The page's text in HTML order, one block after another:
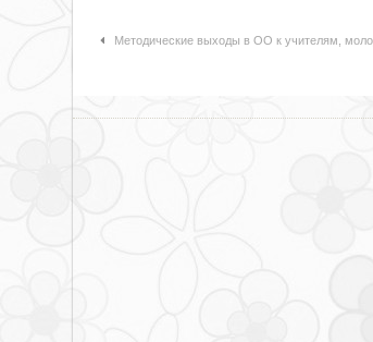
Навигация по статьям
Методические выходы в ОО к учителям,